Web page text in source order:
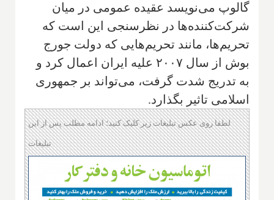
گالوپ می‌نویسد عقیده عمومی در میان
شرکت‌کننده‌ها در نظرسنجی این است که
تحریم‌ها، مانند تحریم‌هایی که دولت جورج
بوش از سال ۲۰۰۷ علیه ایران اعمال کرد و
به تدریج شدت گرفت، می‌تواند بر جمهوری
اسلامی تاثیر بگذارد.
لطفا روی عکس تبلیغات زیر کلیک کنید؛ ادامه مطلب پس از این
تبلیغات